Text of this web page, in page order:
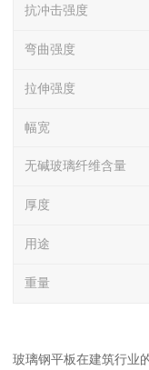
抗冲击强度
弯曲强度
拉伸强度
幅宽
无碱玻璃纤维含量
厚度
用途
重量
玻璃钢平板在建筑行业